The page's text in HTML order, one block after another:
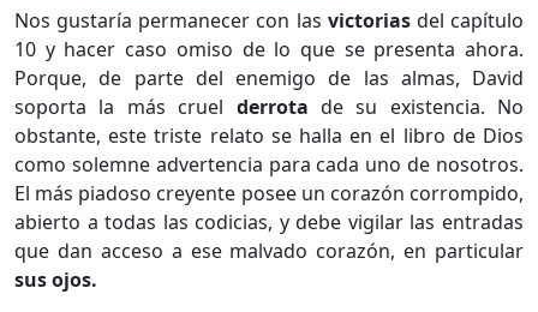
Nos gustaría permanecer con las victoriasdel capítulo
10 y hacer caso omiso de lo que se presenta ahora.
Porque, de parte del enemigo de las almas, David
soporta la más cruel derrota de su existencia. No
obstante, este triste relato se halla en el libro de Dios
como solemne advertencia para cada uno de nosotros.
El más piadoso creyente posee un corazón corrompido,
abierto a todas las codicias, y debe vigilar las entradas
que dan acceso a ese malvado corazón, en particular
sus ojos.